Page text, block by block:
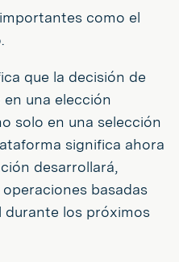
como el
que la decisión de
una elección
solo en una selección
significa ahora
desarrollará,
basadas
durante los próximos